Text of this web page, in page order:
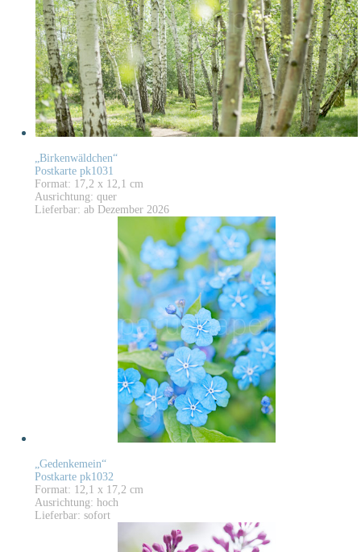
„Birkenwäldchen“
Postkarte pk1031
Format: 17,2 x 12,1 cm
Ausrichtung: quer
Lieferbar: ab Dezember 2026
„Gedenkemein“
Postkarte pk1032
Format: 12,1 x 17,2 cm
Ausrichtung: hoch
Lieferbar: sofort